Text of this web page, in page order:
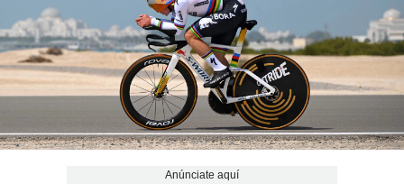
Anúnciate aquí